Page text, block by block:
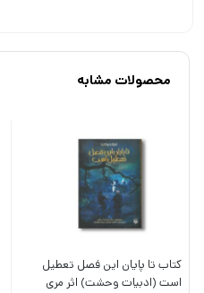
محصولات مشابه
کتاب تا پایان این فصل تعطیل
است (ادبیات وحشت) اثر مری